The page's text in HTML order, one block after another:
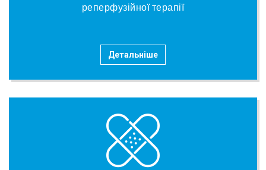
реперфузійної терапії
Детальніше